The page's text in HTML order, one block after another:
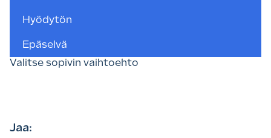
Hyödytön
Epäselvä
Valitse sopivin vaihtoehto
Jaa: